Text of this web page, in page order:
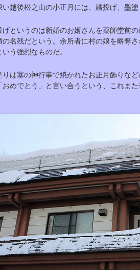
越後松之山の小正月には、婿投げ、墨塗
というのは新婚のお婿さんを薬師堂前
の名残だという。余所者に村の娘を略奪
いう強烈なものだ。
は塞の神行事で焼かれたお正月飾りな
おめでとう」と言い合うという、これま